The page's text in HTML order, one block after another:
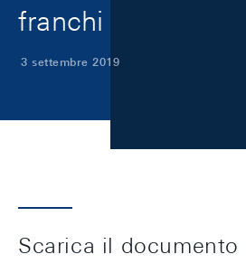
franchi
3 settembre 2019
Scarica il documento